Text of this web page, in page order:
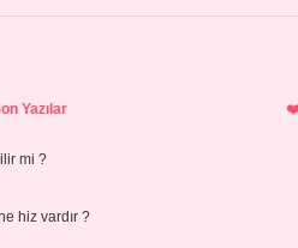
Yazılar
mi ?
hiz vardır ?